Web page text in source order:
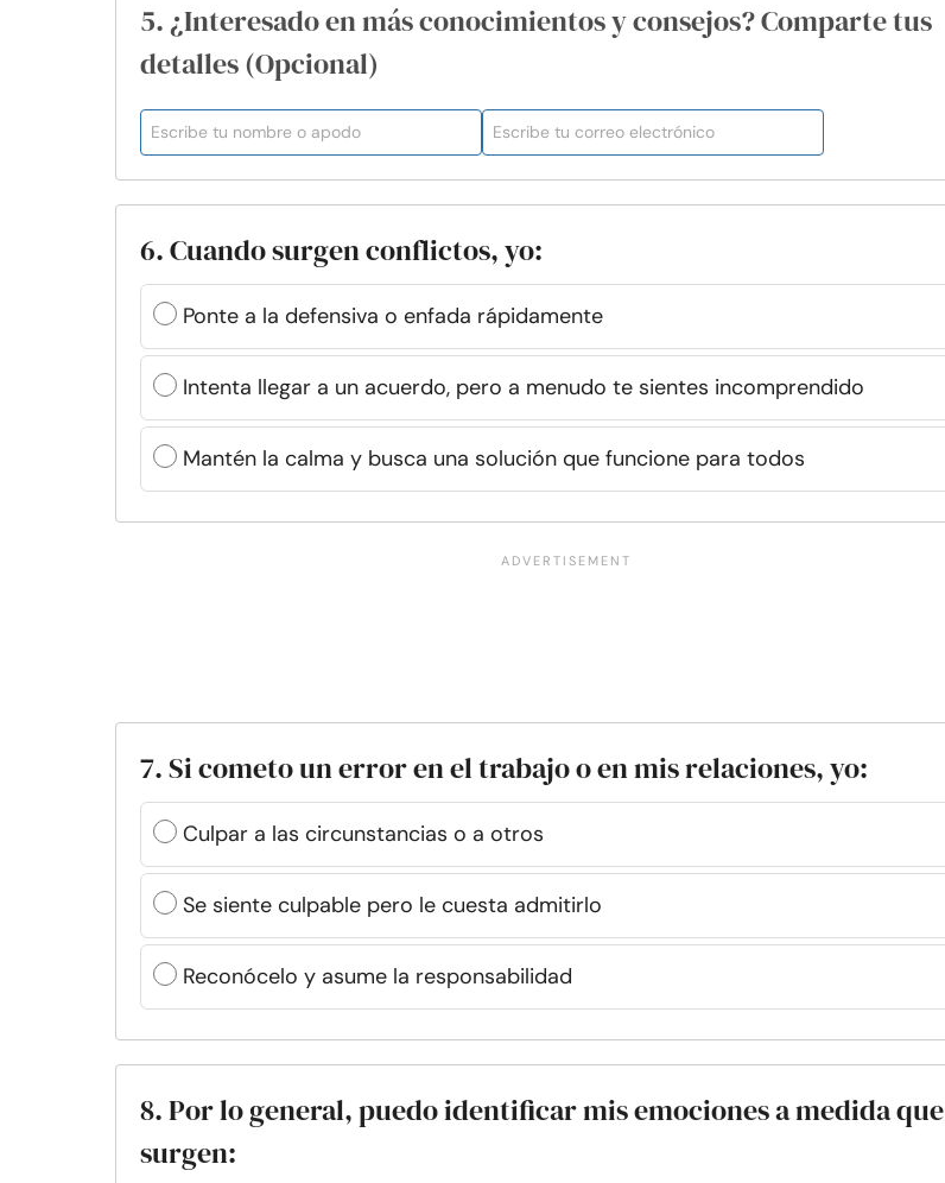
5. ¿Interesado en más conocimientos y consejos? Comparte tus
detalles (Opcional)
6. Cuando surgen conflictos, yo:
Ponte a la defensiva o enfada rápidamente
Intenta llegar a un acuerdo, pero a menudo te sientes incomprendido
Mantén la calma y busca una solución que funcione para todos
7. Si cometo un error en el trabajo o en mis relaciones, yo:
Culpar a las circunstancias o a otros
Se siente culpable pero le cuesta admitirlo
Reconócelo y asume la responsabilidad
8. Por lo general, puedo identificar mis emociones a medida que
surgen: